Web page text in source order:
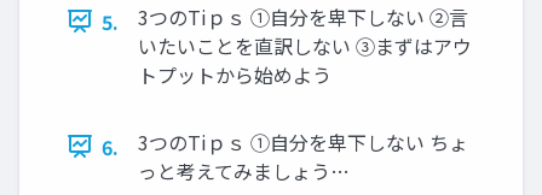
5.
3つのTiｐｓ ①自分を卑下しない ②言
いたいことを直訳しない ③まずはアウ
トプットから始めよう
6.
3つのTiｐｓ ①自分を卑下しない ちょ
っと考えてみましょう…